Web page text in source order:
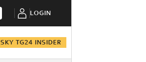
LOGIN
SKY TG24 INSIDER